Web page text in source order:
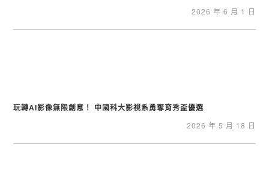
2026 年 6 月 1 日
玩轉AI影像無限創意！ 中國科大影視系勇奪育秀盃優選
2026 年 5 月 18 日